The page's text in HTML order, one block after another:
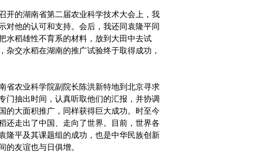
的湖南省第二届农业科学技术大会上，我
对他的认可和支持。会后，我还同袁隆平同
水稻雄性不育系的材料，放到大田中去试
交水稻在湖南的推广试验终于取得成功，
农业科学院副院长陈洪新特地到北京寻求
门抽出时间，认真听取他们的汇报，并协调
的大面积推广，同样获得巨大成功。时至今
还走出了中国、走向了世界。目前，世界各
隆平及其课题组的成功，也是中华民族创新
友谊也与日俱增。